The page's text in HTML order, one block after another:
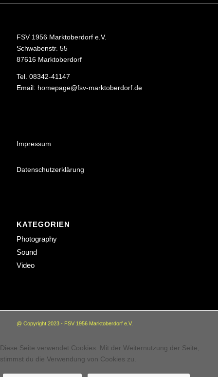
FSV 1956 Marktoberdorf e.V.
Schwabenstr. 55
87616 Marktoberdorf
Tel. 08342-41147
Email: homepage@fsv-marktoberdorf.de
Impressum
Datenschutzerklärung
KATEGORIEN
Photography
Sound
Video
@ Copyright 2023 - FSV 1956 Marktoberdorf e.V.
Diese Seite verwendet Cookies. Mit der Weiternutzung der Seite,
stimmst du die Verwendung von Cookies zu.